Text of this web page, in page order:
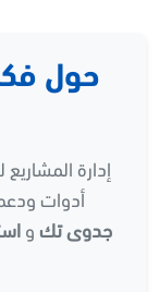
حول
إدارة
أدوات
جدوى تك و